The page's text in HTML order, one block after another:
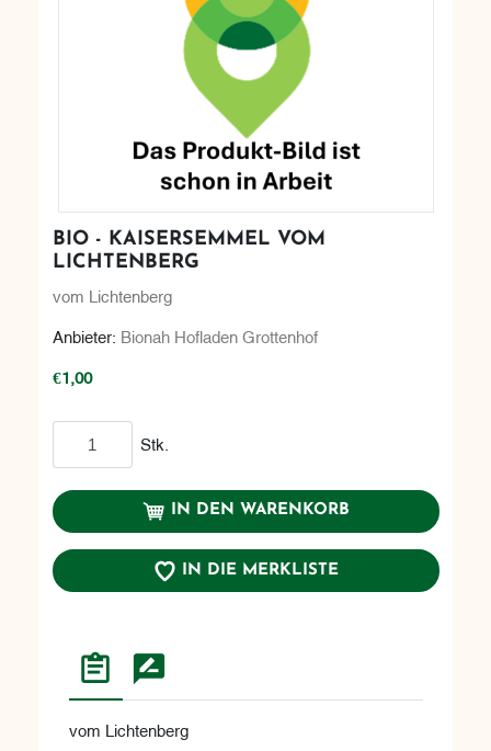
BIO - KAISERSEMMEL VOM
LICHTENBERG
vom Lichtenberg
Anbieter: Bionah Hofladen Grottenhof
€1,00
Stk.
IN DEN WARENKORB
IN DIE MERKLISTE
vom Lichtenberg